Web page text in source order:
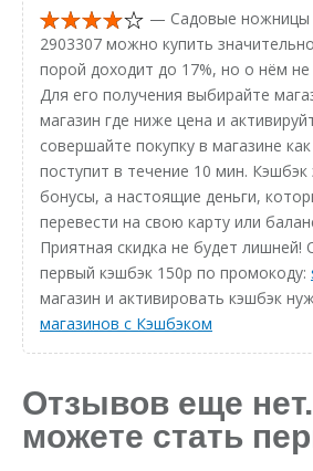
— Садовые ножницы
2903307 можно купить
порой доходит до 17%, но о нём
Для его получения выбирайте
магазин где ниже цена и
совершайте покупку в магазине
поступит в течение 10 мин.
бонусы, а настоящие деньги,
перевести на свою карту или
Приятная скидка не будет лишней!
первый кэшбэк 150р по промокоду:
магазин и активировать кэшбэк
магазинов с Кэшбэком
Отзывов еще
можете стать